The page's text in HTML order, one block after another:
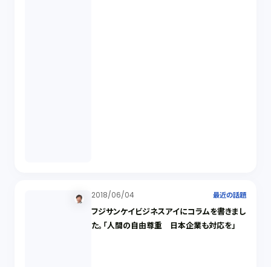
2018/06/04 最近の話題
フジサンケイビジネスアイにコラムを書きまし
た。「人間の自由尊重 日本企業も対応を」